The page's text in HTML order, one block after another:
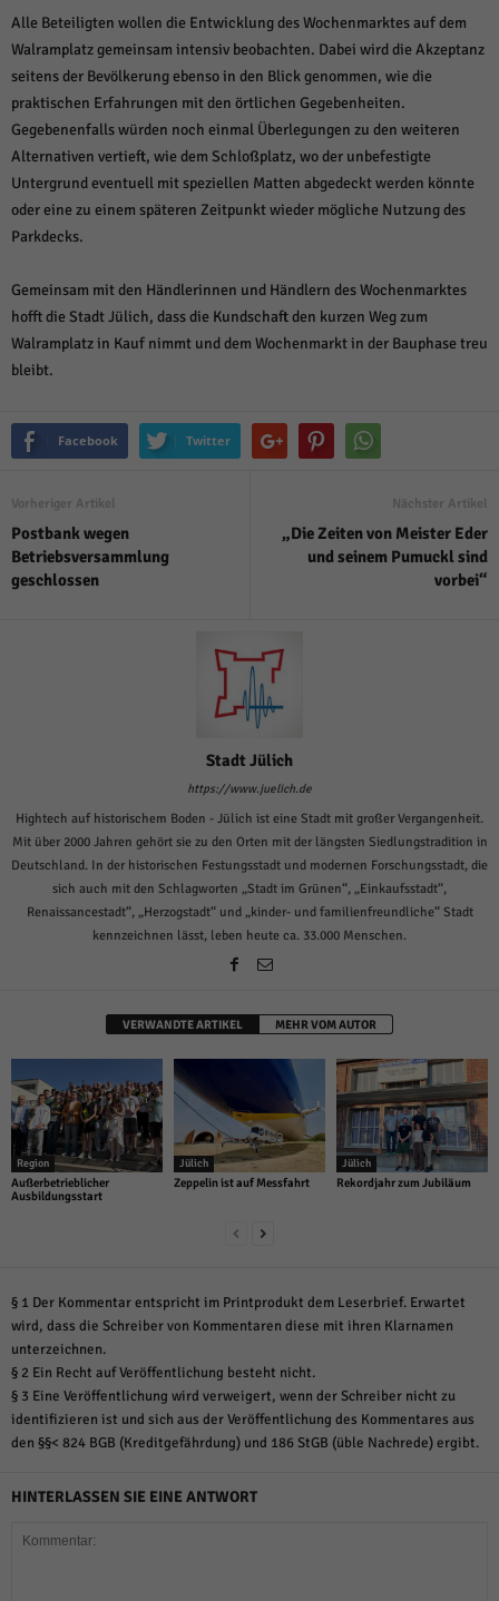
Alle Beteiligten wollen die Entwicklung des Wochenmarktes auf dem
Walramplatz gemeinsam intensiv beobachten. Dabei wird die Akzeptanz
seitens der Bevölkerung ebenso in den Blick genommen, wie die
praktischen Erfahrungen mit den örtlichen Gegebenheiten.
Gegebenenfalls würden noch einmal Überlegungen zu den weiteren
Alternativen vertieft, wie dem Schloßplatz, wo der unbefestigte
Untergrund eventuell mit speziellen Matten abgedeckt werden könnte
oder eine zu einem späteren Zeitpunkt wieder mögliche Nutzung des
Parkdecks.
Gemeinsam mit den Händlerinnen und Händlern des Wochenmarktes
hofft die Stadt Jülich, dass die Kundschaft den kurzen Weg zum
Walramplatz in Kauf nimmt und dem Wochenmarkt in der Bauphase treu
bleibt.
Facebook Twitter
Vorheriger Artikel
Postbank wegen
Betriebsversammlung
geschlossen
Nächster Artikel
„Die Zeiten von Meister Eder
und seinem Pumuckl sind
vorbei“
Stadt Jülich
https://www.juelich.de
Hightech auf historischem Boden - Jülich ist eine Stadt mit großer Vergangenheit.
Mit über 2000 Jahren gehört sie zu den Orten mit der längsten Siedlungstradition in
Deutschland. In der historischen Festungsstadt und modernen Forschungsstadt, die
sich auch mit den Schlagworten „Stadt im Grünen“, „Einkaufsstadt“,
Renaissancestadt“, „Herzogstadt“ und „kinder- und familienfreundliche“ Stadt
kennzeichnen lässt, leben heute ca. 33.000 Menschen.
VERWANDTE ARTIKEL MEHR VOM AUTOR
Region
Außerbetrieblicher
Ausbildungsstart
Jülich
Zeppelin ist auf Messfahrt
Jülich
Rekordjahr zum Jubiläum
§ 1 Der Kommentar entspricht im Printprodukt dem Leserbrief. Erwartet
wird, dass die Schreiber von Kommentaren diese mit ihren Klarnamen
unterzeichnen.
§ 2 Ein Recht auf Veröffentlichung besteht nicht.
§ 3 Eine Veröffentlichung wird verweigert, wenn der Schreiber nicht zu
identifizieren ist und sich aus der Veröffentlichung des Kommentares aus
den §§< 824 BGB (Kreditgefährdung) und 186 StGB (üble Nachrede) ergibt.
HINTERLASSEN SIE EINE ANTWORT